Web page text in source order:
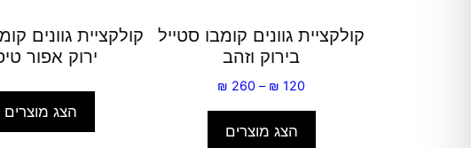
קולקציית גוונים קומבו סטייל
בירוק וזהב
₪ 120
–
₪ 260
טווח
הצג מוצרים
קולקציית גוונים
ירוק אפור
הצג מוצרים